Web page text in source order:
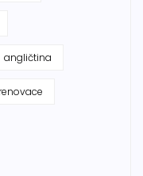
angličtina
renovace